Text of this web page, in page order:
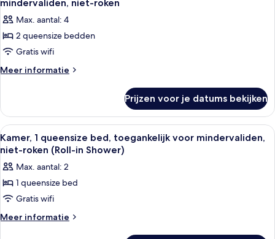
laden
mindervaliden,
niet-
voor
Kamer,
2
queensize
bedden,
mindervaliden,
niet-
roken
laden
mindervaliden, niet-roken
Max. aantal: 4
2 queensize bedden
Gratis wifi
Meer informatie
Meer
2
queensize
bedden,
toegankelijk
mindervaliden,
niet-
Prijzen voor je datums bekijken
Alle
foto's
voor
Kamer,
1
queensize
bed,
Een hotelkamer met een bed,
3
Kamer, 1 queensize bed, toegankelijk voor mindervaliden,
niet-roken (Roll-in Shower)
Max. aantal: 2
1 queensize bed
Gratis wifi
Meer informatie
Meer